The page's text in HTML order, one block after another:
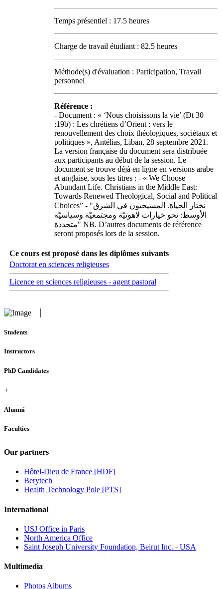
Temps présentiel : 17.5 heures
Charge de travail étudiant : 82.5 heures
Méthode(s) d'évaluation : Participation, Travail
personnel
Référence :
- Document : « ‘Nous choisissons la vie’ (Dt 30
:19b) : Les chrétiens d’Orient : vers le
renouvellement des choix théologiques, sociétaux et
politiques », Antélias, Liban, 28 septembre 2021.
La version française du document sera distribuée
aux participants au début de la session. Le
document se trouve déjà en ligne en versions arabe
et anglaise, sous les titres : - « We Choose
Abundant Life. Christians in the Middle East:
Towards Renewed Theological, Social and Political
Choices” - "نختار الحياة. المسيحيون في الشرق
الأوسط: نحو خيارات لاهوتيّة ومجتمعيّة وسياسيّة
متجددة" NB. D’autres documents de référence
seront proposés lors de la session.
Ce cours est proposé dans les diplômes suivants
Doctorat en sciences religieuses
Licence en sciences religieuses - agent pastoral
Students
Instructors
PhD Candidates
+
Alumni
Faculties
Our partners
Hôtel-Dieu de France [HDF]
Berytech
Health Technology Pole [PTS]
International
USJ Office in Paris
North America Office
Saint Joseph University Foundation, Beirut Inc. - USA
Multimedia
Photos Albums